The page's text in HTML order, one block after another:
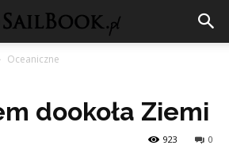
Oceaniczne
dookoła Ziemi
0
923